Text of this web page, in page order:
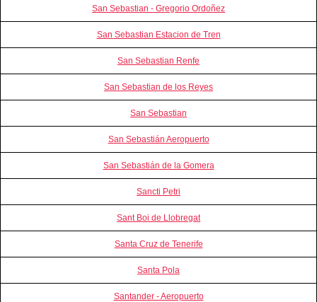
San Sebastian - Gregorio Ordoñez
San Sebastian Estacion de Tren
San Sebastian Renfe
San Sebastian de los Reyes
San Sebastian
San Sebastián Aeropuerto
San Sebastián de la Gomera
Sancti Petri
Sant Boi de Llobregat
Santa Cruz de Tenerife
Santa Pola
Santander - Aeropuerto